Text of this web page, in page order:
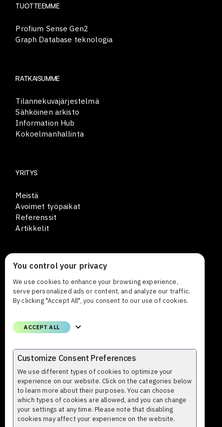
TUOTTEEMME
Profium Sense Gen2
Graph Database teknologia
RATKAISUMME
Tilannekuvajärjestelmä
Sähköinen arkisto
Information Hub
Kokoelmanhallinta
YRITYS
Meistä
Avoimet työpaikat
Referenssit
Artikkelit
YHTEYSTIEDOT
Lars Sonckin kaari 12
FI-02600 Espoo Suomi
+358 (0)9 8559 8000
Email
etunimi.sukunimi@profium.com
You control your privacy
We use cookies to enhance your browsing experience,
serve personalized ads or content, and analyze our traffic.
By clicking "Accept All", you consent to our use of cookies.
ACCEPT ALL
Customize Consent Preferences
We use different types of cookies to optimize your
experience on our website. Click on the categories below
to learn more about their purposes. You can choose
which types of cookies are allowed, and you can change
your settings at any time. Please note that disabling
cookies may affect your experience on the website.